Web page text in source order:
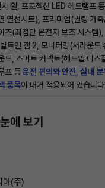
휠, 프로젝션 LED 헤드램프
열선시트), 프리미엄(퀼팅 가
즈(최첨단 운전자 보조 시스템
트인 캠 2, 모니터링(서라운드
드, 스마트 커넥트(헤드업 디스
프 등운전 편의와 안전, 실내
품목이 대거 적용되어 있습니다.
에 보기
아(주)